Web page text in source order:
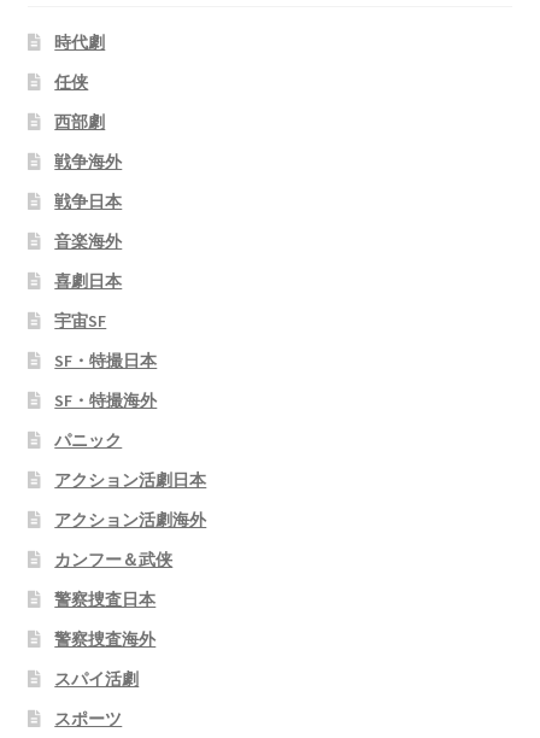
時代劇
任侠
西部劇
戦争海外
戦争日本
音楽海外
喜劇日本
宇宙SF
SF・特撮日本
SF・特撮海外
パニック
アクション活劇日本
アクション活劇海外
カンフー＆武侠
警察捜査日本
警察捜査海外
スパイ活劇
スポーツ